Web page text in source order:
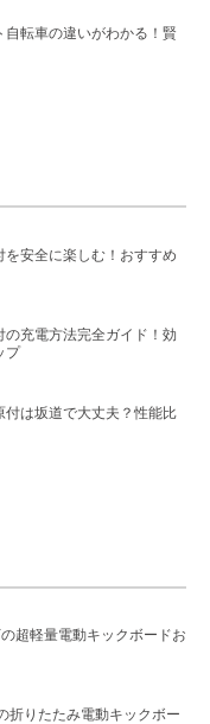
自転車の違いがわかる！賢
を安全に楽しむ！おすすめ
の充電方法完全ガイド！効
プ
付は坂道で大丈夫？性能比
超軽量電動キックボードお
折りたたみ電動キックボー